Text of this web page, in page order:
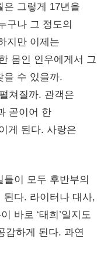
은 그렇게 17년을
구나 그 정도의
지만 이제는
몸인 인우에게서 그
을 수 있을까.
쳐질까. 관객은
곧이어 한
게 된다. 사랑은
이 모두 후반부의
된다. 라이터나 대사,
바로 ‘태희’일지도
감하게 된다. 과연